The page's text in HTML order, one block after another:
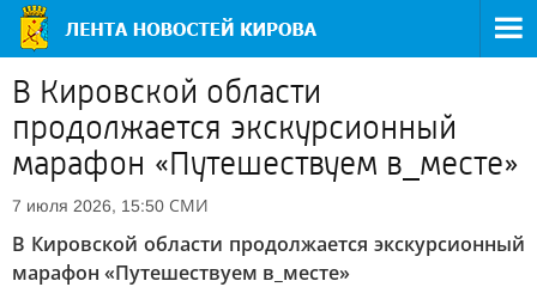
В Кировской области
продолжается экскурсионный
марафон «Путешествуем в_месте»
7 июля 2026, 15:50 СМИ
В Кировской области продолжается экскурсионный
марафон «Путешествуем в_месте»